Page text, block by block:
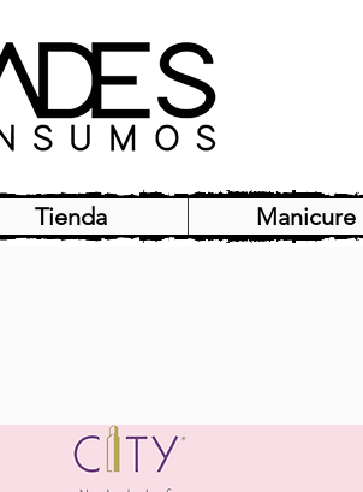
Tienda Manicure